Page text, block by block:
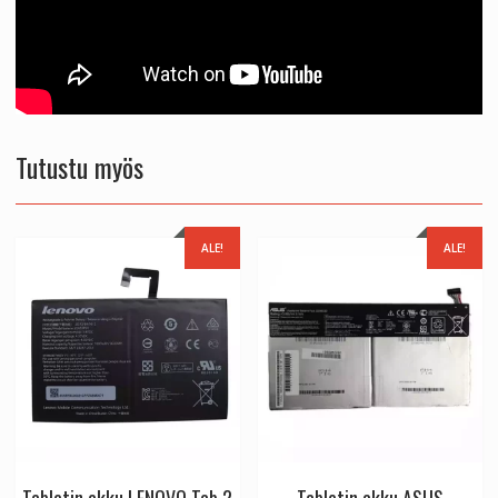
Tutustu myös
ALE! ALE!